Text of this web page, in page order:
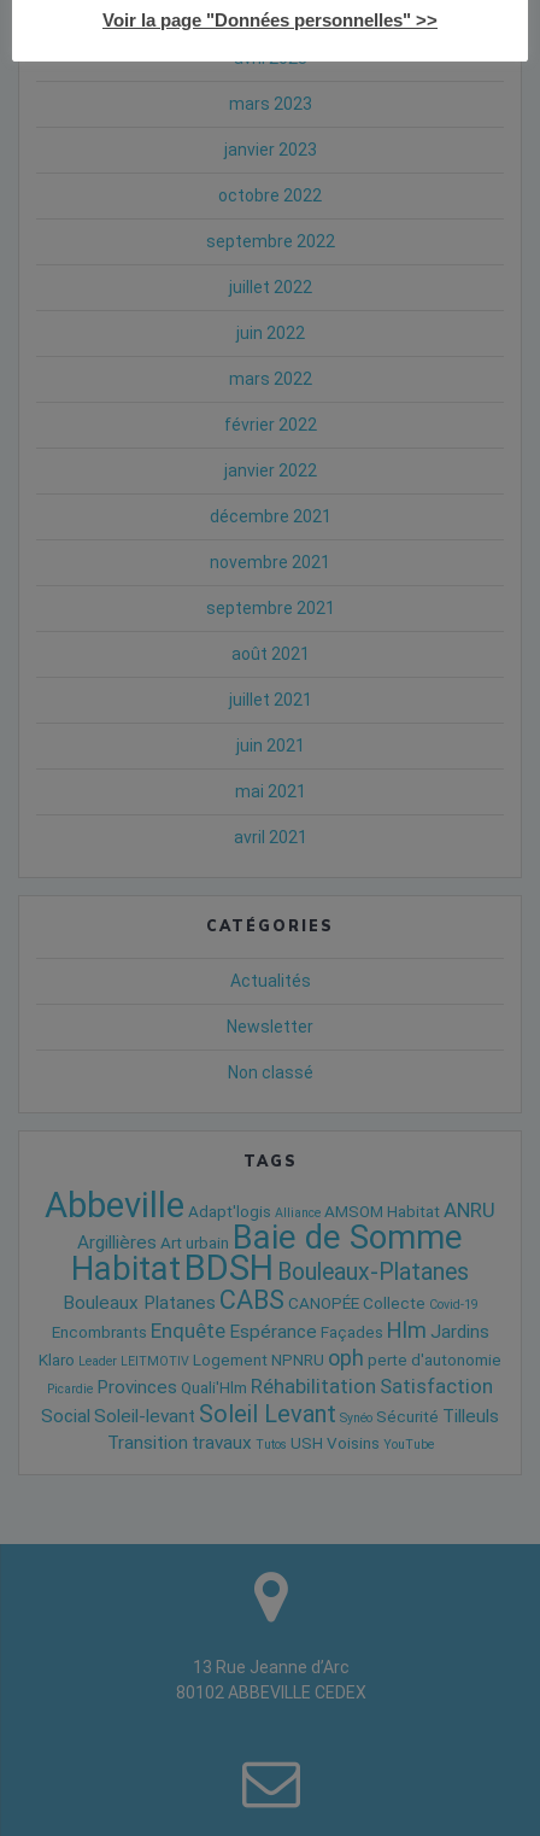
mai 2023
avril 2023
mars 2023
janvier 2023
octobre 2022
septembre 2022
juillet 2022
juin 2022
mars 2022
février 2022
janvier 2022
décembre 2021
novembre 2021
septembre 2021
août 2021
juillet 2021
juin 2021
mai 2021
avril 2021
CATÉGORIES
Actualités
Newsletter
Non classé
TAGS
Abbeville Adapt'logis Alliance AMSOM Habitat ANRU
Argillières Art urbain Baie de Somme
HabitatBDSH Bouleaux-Platanes
Bouleaux Platanes CABS CANOPÉE Collecte Covid-19
Encombrants Enquête Espérance Façades Hlm Jardins
Klaro Leader LEITMOTIV Logement NPNRU oph perte d'autonomie
Picardie Provinces Quali'Hlm Réhabilitation Satisfaction
Social Soleil-levant Soleil Levant Synéo Sécurité Tilleuls
Transition travaux Tutos USH Voisins YouTube
13 Rue Jeanne d’Arc
80102 ABBEVILLE CEDEX
Voir la page "Données personnelles" >>